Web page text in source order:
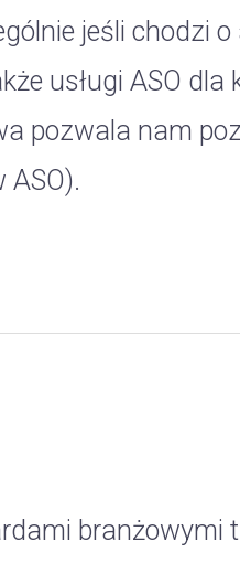
jeśli chodzi
usługi ASO dla
pozwala nam
ASO).
branżowymi